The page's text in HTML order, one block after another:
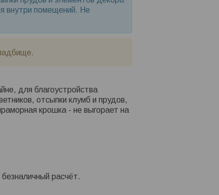
внутри помещений. Не
для благоустройства
отсыпки клумб и прудов,
крошка - не выгорает на
расчёт.